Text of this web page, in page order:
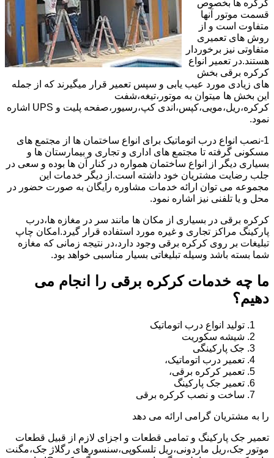
کرکره ها بخصوص
قسمت موتور آنها
متفاوت است و از
روش های تعمیری
متفاوتی نیز برخوردار
هستند.در تعمیر انواع
کرکره برقی بخش
های زیادی مورد عیب یابی و سپس تعمیر قرار میگیرند که از جمله
این بخش ها میتوان به موتور،تیغه،شفت
کرکره،ریل،مویی،کپس،اندی کپ،رسیور،صفحه پلیت و UPS اشاره
نمود.
1-نصب انواع درب اتوماتیک برای انواع ساختمان ها از مجتمع های
مسکونی گرفته تا مجتمع های اداری و تجاری و بیمارستان ها و
بسیاری دیگر از انواع ساختمان همواره در کنار آن ها بوده و سعی در
جلب رضایت مشتریان خود داشته است.از دیگر خدمات این
مجموعه می توان ارائه خدمات مشاوره رایگان به صورت حضور در
محل و یا تلفنی نیز اشاره نمود.
کرکره برقی در بسیاری از مکان ها مانند سر در مغازه ها،درب
پارکینگ مراکز تجاری و غیره مورد استفاده قرار گیرد.امکان چاپ
تبلیغات بر روی کرکره برقی وجود دارد،در نتیجه زمانی که مغازه
شما بسته باشد وسیله تبلیغاتی بسیار مناسبی خواهد بود.
ما چه خدمات کرکره برقی را انجام می
دهیم؟
تولید انواع درب اتوماتیک
شیشه سکوریت
جک پارکینگی
تعمیر درب اتوماتیک،
تعمیر کرکره برقی،
تعمیر جک پارکینگ
ساخت و نصب کرکره برقی
را به مشتریان گرامی ارائه می دهد
تعمیر جک پارکینگ و تمامی قطعات و اجزای لازم از قبیل قطعات
موتور جک،ریل ماردونی،ریل تلسکوپی،سنسورهای رگلاژ جک،مگنت